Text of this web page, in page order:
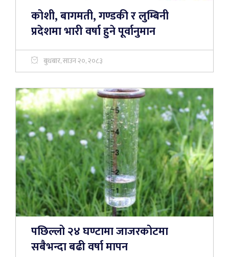
कोशी, बागमती, गण्डकी र लुम्बिनी
प्रदेशमा भारी वर्षा हुने पूर्वानुमान
बुधबार, साउन २०, २०८३
पछिल्लो २४ घण्टामा जाजरकोटमा
सबैभन्दा बढी वर्षा मापन